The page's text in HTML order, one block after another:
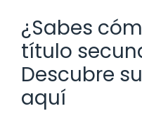
¿Sabes
título
Descubre
aquí